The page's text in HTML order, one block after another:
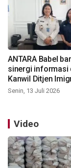
ANTARA Babel
sinergi informasi
Kanwil Ditjen
Senin, 13 Juli 2026
Video